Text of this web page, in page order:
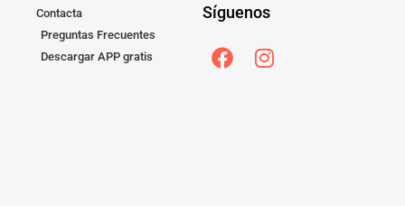
Contacta
Preguntas Frecuentes
Descargar APP gratis
Síguenos